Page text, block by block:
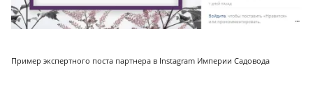
Пример экспертного поста партнера в Instagram Империи Садовода